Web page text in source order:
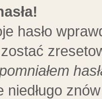
hasło
niedługo